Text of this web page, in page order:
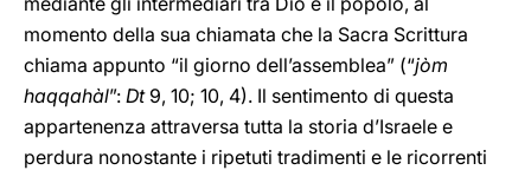
momento della sua chiamata che la Sacra Scrittura
chiama appunto “il giorno dell’assemblea” (“jòm
haqqahàl”: Dt9, 10; 10, 4). Il sentimento di questa
appartenenza attraversa tutta la storia d’Israele e
perdura nonostante i ripetuti tradimenti e le ricorrenti